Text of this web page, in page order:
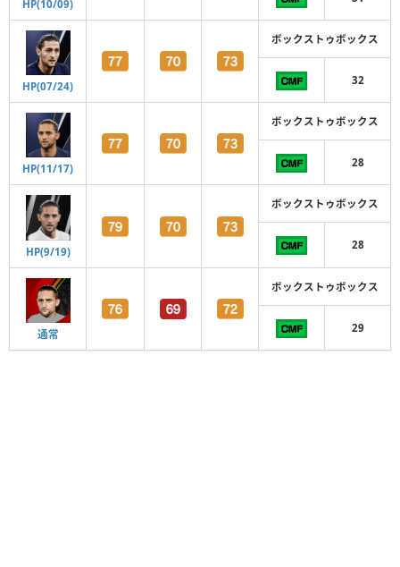
HP(10/09)
HP(07/24)
ボックストゥボックス
32
HP(11/17)
ボックストゥボックス
28
HP(9/19)
ボックストゥボックス
28
通常
ボックストゥボックス
29